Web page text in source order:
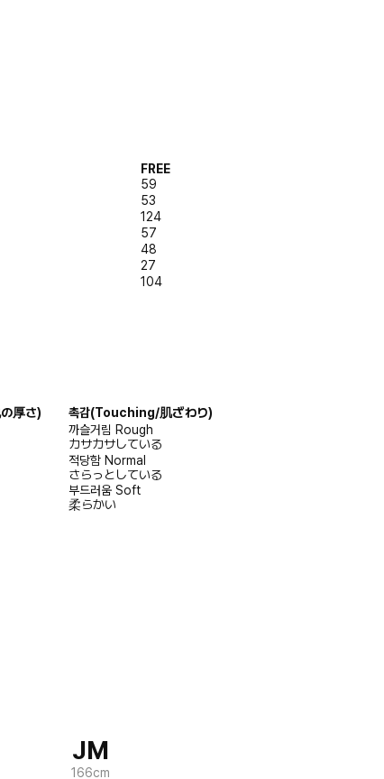
FREE
59
53
124
57
48
27
104
厚さ) 촉감(Touching/肌ざわり)
까슬거림 Rough
カサカサしている
적당함 Normal
さらっとしている
부드러움 Soft
柔らかい
JM
166cm